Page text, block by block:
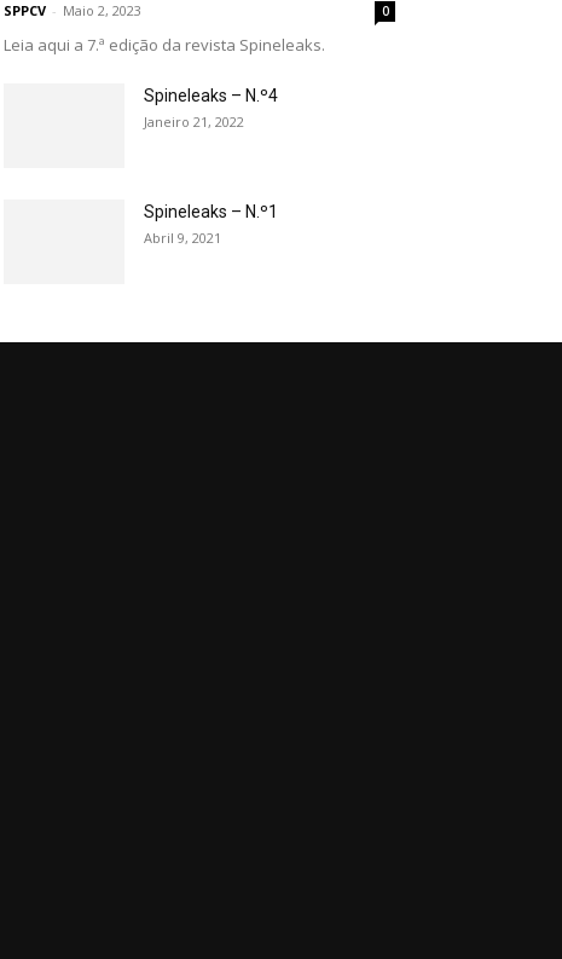
SPPCV - Maio 2, 2023 0
Leia aqui a 7.ª edição da revista Spineleaks.
Spineleaks – N.º4
Janeiro 21, 2022
Spineleaks – N.º1
Abril 9, 2021